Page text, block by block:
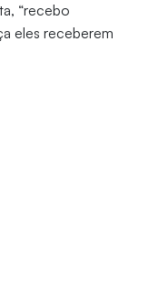
“recebo
eles receberem